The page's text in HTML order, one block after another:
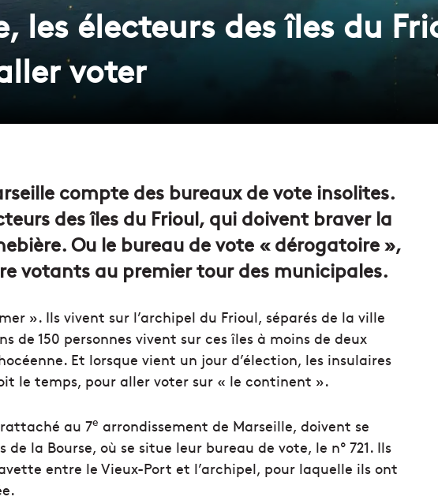
les électeurs des îles du
voter
compte des bureaux de vote insolites.
des îles du Frioul, qui doivent braver la
Ou le bureau de vote « dérogatoire »,
votants au premier tour des municipales.
». Ils vivent sur l’archipel du Frioul, séparés de la ville
de 150 personnes vivent sur ces îles à moins de deux
Et lorsque vient un jour d’élection, les insulaires
le temps, pour aller voter sur « le continent ».
au 7e arrondissement de Marseille, doivent se
la Bourse, où se situe leur bureau de vote, le nº 721. Ils
entre le Vieux-Port et l’archipel, pour laquelle ils ont